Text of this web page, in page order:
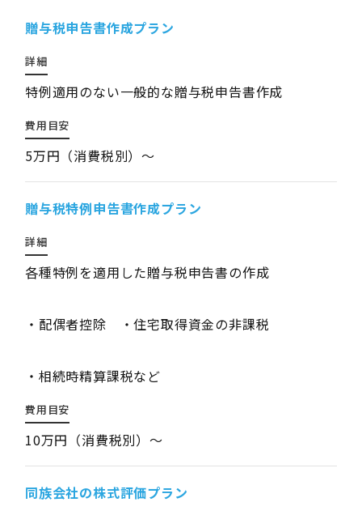
贈与税申告書作成プラン
詳細
特例適用のない一般的な贈与税申告書作成
費用目安
5万円（消費税別）～
贈与税特例申告書作成プラン
詳細
各種特例を適用した贈与税申告書の作成
・配偶者控除 ・住宅取得資金の非課税
・相続時精算課税など
費用目安
10万円（消費税別）～
同族会社の株式評価プラン